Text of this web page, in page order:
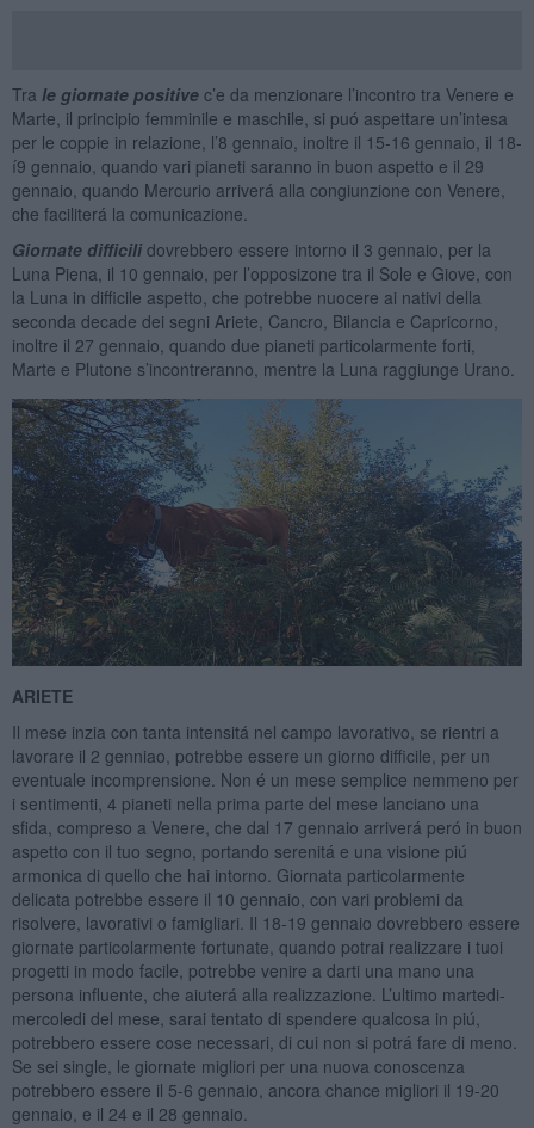
Tra le giornate positivec’e da menzionare l’incontro tra Venere e
Marte, il principio femminile e maschile, si puó aspettare un’intesa
per le coppie in relazione, l’8 gennaio, inoltre il 15-16 gennaio, il 18-
í9 gennaio, quando vari pianeti saranno in buon aspetto e il 29
gennaio, quando Mercurio arriverá alla congiunzione con Venere,
che faciliterá la comunicazione.
Giornate difficilidovrebbero essere intorno il 3 gennaio, per la
Luna Piena, il 10 gennaio, per l’opposizone tra il Sole e Giove, con
la Luna in difficile aspetto, che potrebbe nuocere ai nativi della
seconda decade dei segni Ariete, Cancro, Bilancia e Capricorno,
inoltre il 27 gennaio, quando due pianeti particolarmente forti,
Marte e Plutone s’incontreranno, mentre la Luna raggiunge Urano.
ARIETE
Il mese inzia con tanta intensitá nel campo lavorativo, se rientri a
lavorare il 2 genniao, potrebbe essere un giorno difficile, per un
eventuale incomprensione. Non é un mese semplice nemmeno per
i sentimenti, 4 pianeti nella prima parte del mese lanciano una
sfida, compreso a Venere, che dal 17 gennaio arriverá peró in buon
aspetto con il tuo segno, portando serenitá e una visione piú
armonica di quello che hai intorno. Giornata particolarmente
delicata potrebbe essere il 10 gennaio, con vari problemi da
risolvere, lavorativi o famigliari. Il 18-19 gennaio dovrebbero essere
giornate particolarmente fortunate, quando potrai realizzare i tuoi
progetti in modo facile, potrebbe venire a darti una mano una
persona influente, che aiuterá alla realizzazione. L’ultimo martedi-
mercoledi del mese, sarai tentato di spendere qualcosa in piú,
potrebbero essere cose necessari, di cui non si potrá fare di meno.
Se sei single, le giornate migliori per una nuova conoscenza
potrebbero essere il 5-6 gennaio, ancora chance migliori il 19-20
gennaio, e il 24 e il 28 gennaio.